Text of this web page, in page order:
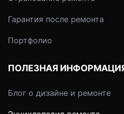
Гарантия после ремонта
Портфолио
ПОЛЕЗНАЯ
Блог о дизайне и ремонте